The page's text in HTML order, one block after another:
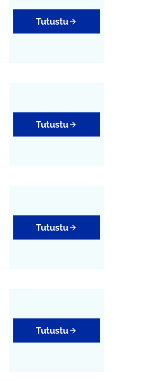
Tutustu
Tutustu
Tutustu
Tutustu